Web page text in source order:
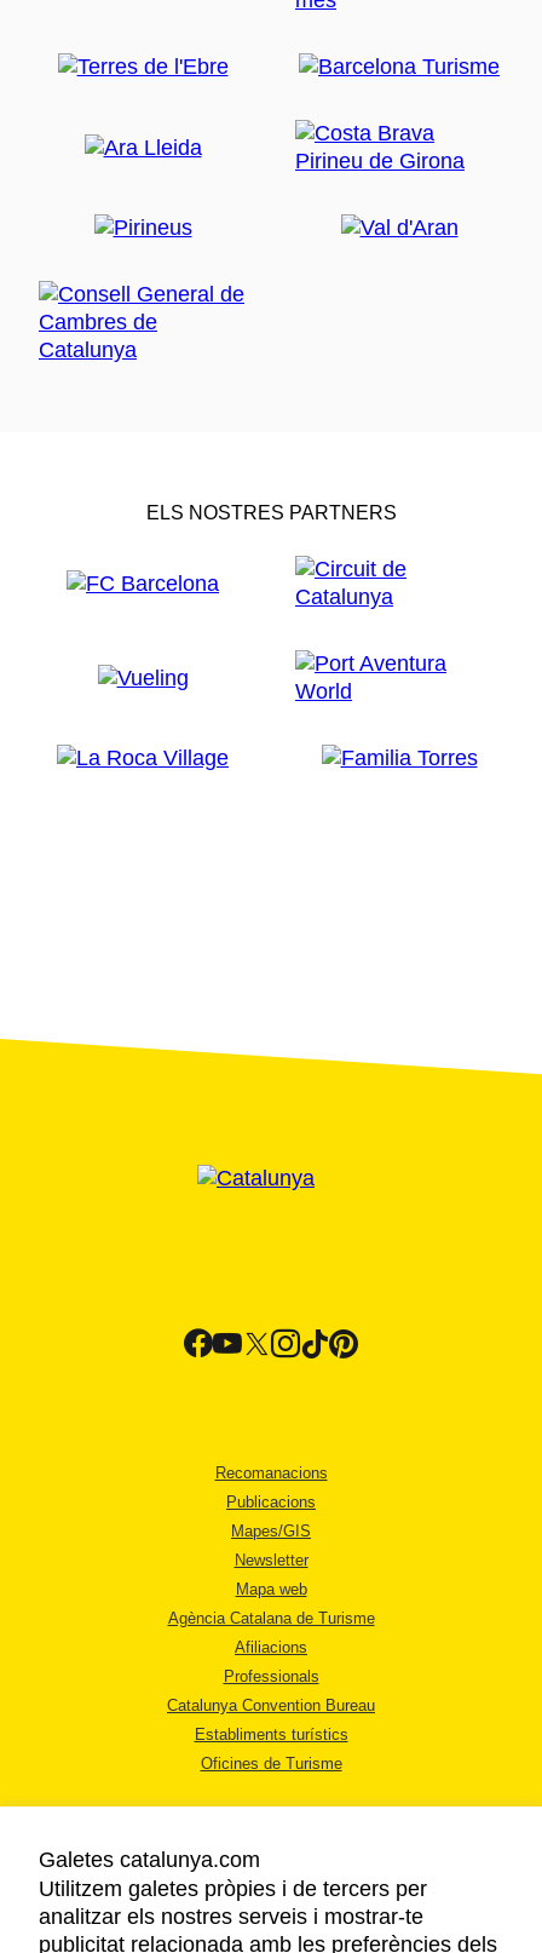
ELS NOSTRES PARTNERS
Recomanacions
Publicacions
Mapes/GIS
Newsletter
Mapa web
Agència Catalana de Turisme
Afiliacions
Professionals
Catalunya Convention Bureau
Establiments turístics
Oficines de Turisme
AVÍS LEGAL
Galetes catalunya.com
Utilitzem galetes pròpies i de tercers per
analitzar els nostres serveis i mostrar-te
publicitat relacionada amb les preferències dels